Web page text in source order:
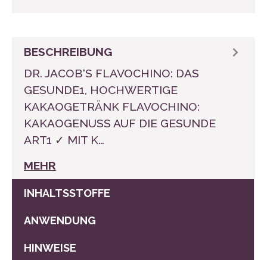
BESCHREIBUNG
DR. JACOB‘S FLAVOCHINO: DAS
GESUNDE1, HOCHWERTIGE
KAKAOGETRÄNK FLAVOCHINO:
KAKAOGENUSS AUF DIE GESUNDE
ART1 ✓ MIT K…
MEHR
ANWENDUNG
INHALTSSTOFFE
HINWEISE